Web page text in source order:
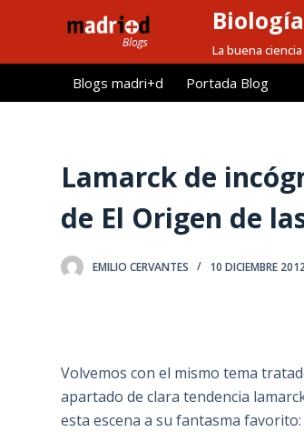
l
La buena
Blogs madri+d Portada Blog
Lamarck de
de El Origen de
EMILIO CERVANTES 10 DICIEMBRE
Volvemos con el mismo tema
apartado de clara tendencia
esta escena a su fantasma favorito: